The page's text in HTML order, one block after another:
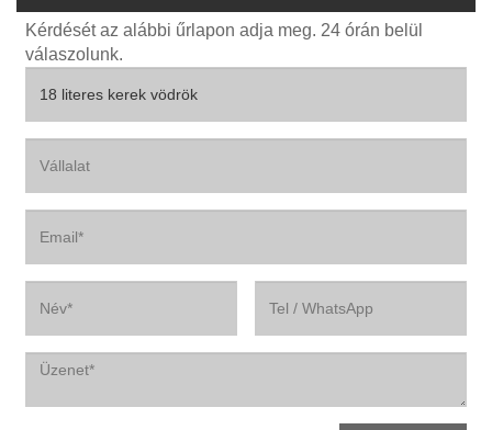
Kérdését az alábbi űrlapon adja meg. 24 órán belül
válaszolunk.